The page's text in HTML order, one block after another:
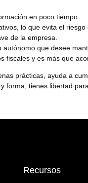
en poco tiempo.
lo que evita el
de la empresa.
que desee
y es más que
prácticas, ayuda a
tienes libertad
Recursos